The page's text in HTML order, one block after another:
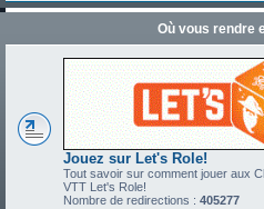
Où vous rendre
Jouez sur Let's Role!
Tout savoir sur comment jouer aux
VTT Let's Role!
Nombre de redirections : 405277